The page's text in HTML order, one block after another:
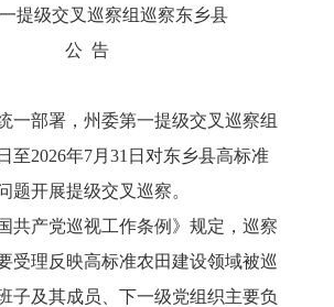
一提级交叉 巡察组巡察东乡县
公 告
一部署，州委第一提级交叉 巡察组
日至2026年7月 31 日 对东乡县高标准
题开展提级交叉 巡察。
共产党巡视工作条例》规定，巡察
受理反映高标准农田建设领域被巡
子及其成员、下一级党组织主要负